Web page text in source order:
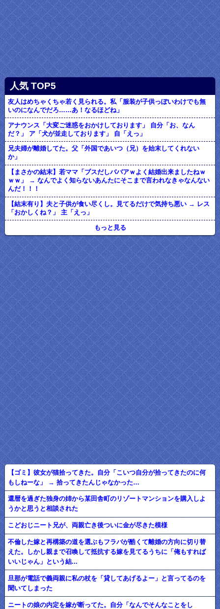
人気 TOP5
友人はめちゃくちゃ若く見られる。私「服装が子供っぽいわけでも無
いのになんでだろ……あ！なるほどね」
アナウンス「大変ご迷惑をおかけしております」 自分「お、なん
だ？」 ア「犬が並走しております」 自「えっ」
兄夫婦が離婚してた。父「外国であいつ（兄）を始末してくれない
か」
【まさかの結末】若ママ「ブスだしババアｗよく結婚出来ましたねｗ
ｗｗ」 → なんでよく知らないあんたにそこまで言われなきゃなんない
んだ！！！
【結末有り】夫と子供が食い尽くし。見てるだけで気持ち悪い → レス
「おかしくね？」 主「えっ」
もっと見る
【ゴミ】彼女が猫拾ってきた。自分「こいつ自分が拾ってきたのに何
もしねーな」 → 拾ってきたんじゃなかった…
還暦を過ぎた独身の姉から某田舎町のリゾートマンションを購入しよ
うかと思うと相談された
こどおじニート兄が、両親亡き後ついに金が尽きた模様
不倫した嫁と再構築の道を選ぶもフラバが酷くて離婚の方向に切り替
えた。しかし親まで召喚して抵抗する嫁を見てるうちに「俺もすれば
いいじゃん」という結...
旦那が電話で義両親に私の杖を「貸してあげるよー」と言ってるのを
聞いてしまった
ニートの娘の内定を嫁が断ってた。自分「なんでそんなことをし